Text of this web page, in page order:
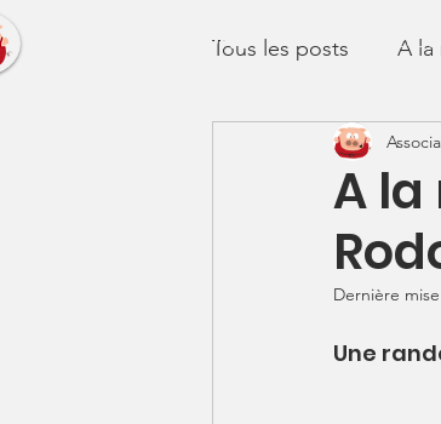
LES DEGLOUTONSTous les posts A
A la
Dernière
Une